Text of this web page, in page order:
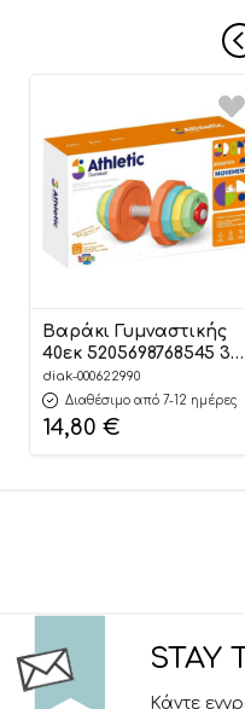
Βαράκι Γυμναστικής
40εκ 5205698768545 3+
– Luna
diak-000622990
Διαθέσιμο από 7-12 ημέρες
14,80 €
STAY
Κάντε